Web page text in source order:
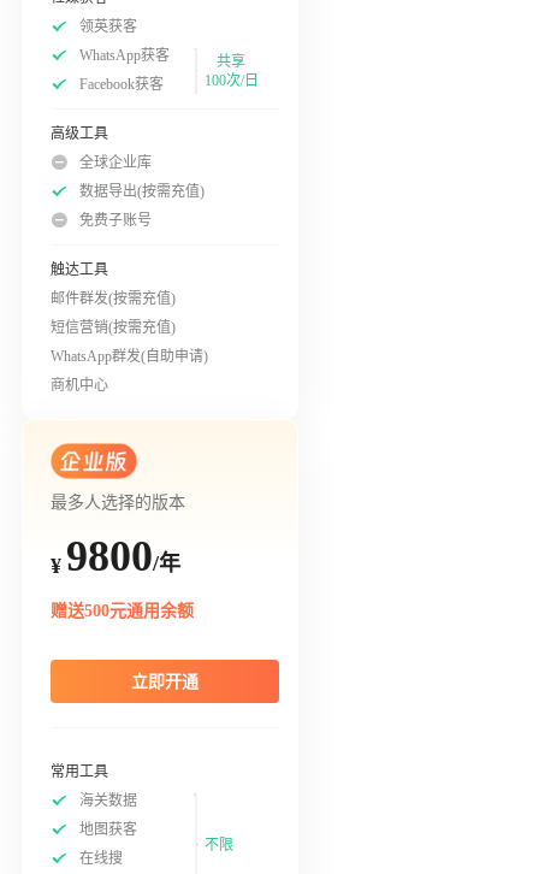
领英获客
WhatsApp获客
Facebook获客
共享
100次/日
高级工具
全球企业库
数据导出(按需充值)
免费子账号
触达工具
邮件群发(按需充值)
短信营销(按需充值)
WhatsApp群发(自助申请)
商机中心
最多人选择的版本
¥ 9800/年
赠送500元通用余额
立即开通
常用工具
海关数据
地图获客
在线搜
不限